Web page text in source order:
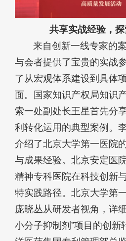
共享实战经验，
来自创新一线专家的
与会者提供了宝贵的实战
了从宏观体系建设到具体
面。国家知识产权局知识
索一处副处长王星首先分
利转化运用的典型案例。
介绍了北京大学第一医院
与成果经验。北京安定医
精神专科医院在科技创新
特实践路径。北京大学第
庞晓丛从研发者视角，详
小分子抑制剂”项目的创新